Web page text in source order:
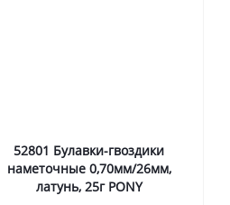
52801 Булавки-гвоздики
наметочные 0,70мм/26мм,
латунь, 25г PONY